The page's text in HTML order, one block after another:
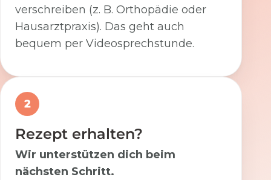
verschreiben (z. B. Orthopädie oder
Hausarztpraxis). Das geht auch
bequem per Videosprechstunde.
2
Rezept erhalten?
Wir unterstützen dich beim
nächsten Schritt.